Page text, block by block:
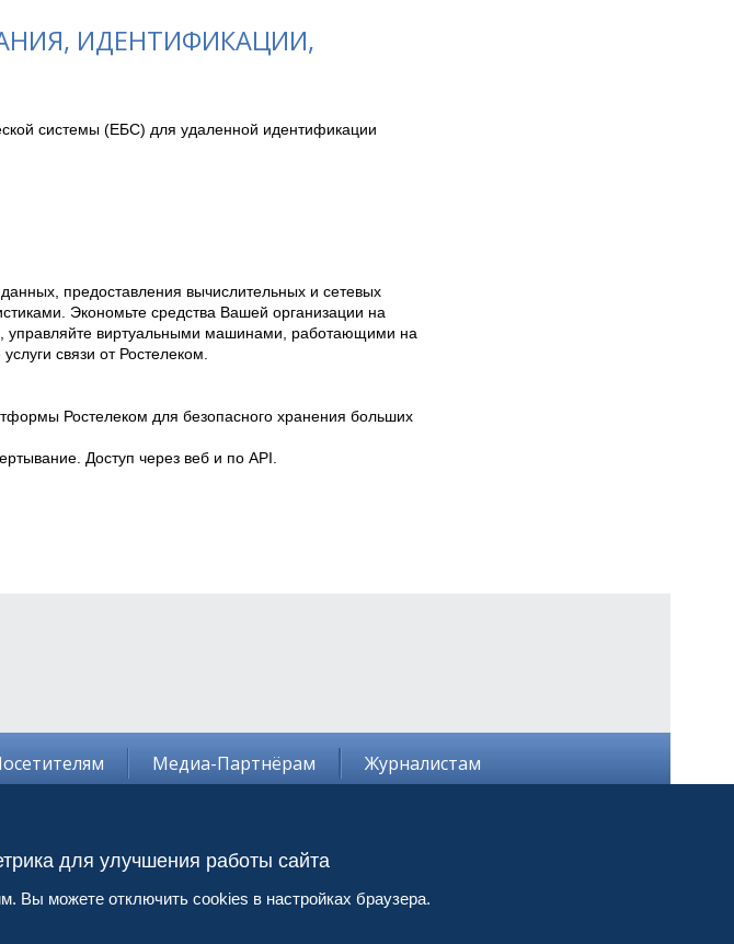
ИДЕНТИФИКАЦИИ,
системы (ЕБС) для удаленной идентификации
предоставления вычислительных и сетевых
Экономьте средства Вашей организации на
управляйте виртуальными машинами, работающими на
связи от Ростелеком.
Ростелеком для безопасного хранения больших
Доступ через веб и по API.
Медиа-Партнёрам Журналистам
Ассоциация российских банков (АРБ),
для улучшения работы сайта
Вы можете отключить cookies в настройках браузера.